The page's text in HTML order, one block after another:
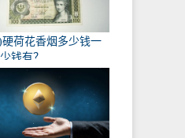
硬荷花香烟多少钱一
钱有？